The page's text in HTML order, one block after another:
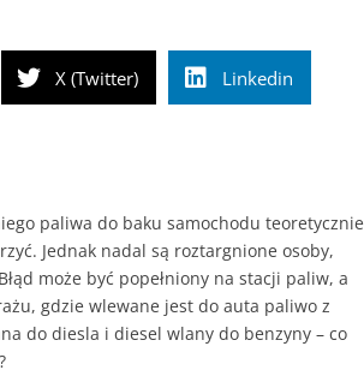
X (Twitter) Linkedin
paliwa do baku samochodu teoretycznie
Jednak nadal są roztargnione osoby,
może być popełniony na stacji paliw, a
gdzie wlewane jest do auta paliwo z
do diesla i diesel wlany do benzyny – co